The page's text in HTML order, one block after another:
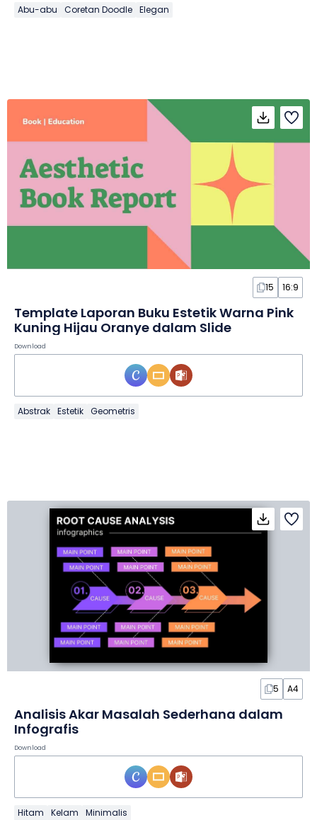
Abu-abu Coretan Doodle Elegan
15 16:9
Template Laporan Buku Estetik Warna Pink
Kuning Hijau Oranye dalam Slide
Download
Abstrak Estetik Geometris
5 A4
Analisis Akar Masalah Sederhana dalam
Infografis
Download
Hitam Kelam Minimalis